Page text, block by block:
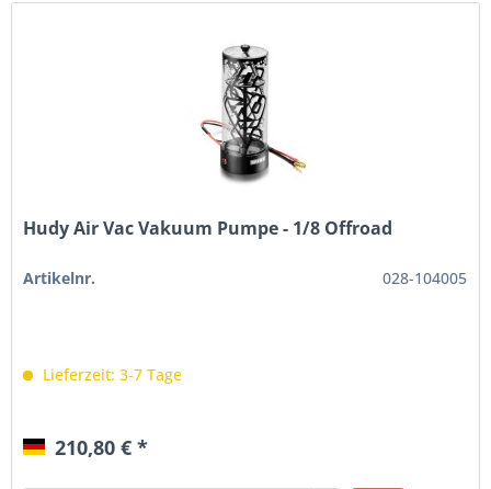
Hudy Air Vac Vakuum Pumpe - 1/8 Offroad
Artikelnr. 028-104005
Lieferzeit: 3-7 Tage
210,80 € *